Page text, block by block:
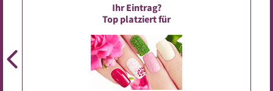
Ihr Eintrag?
Top platziert für